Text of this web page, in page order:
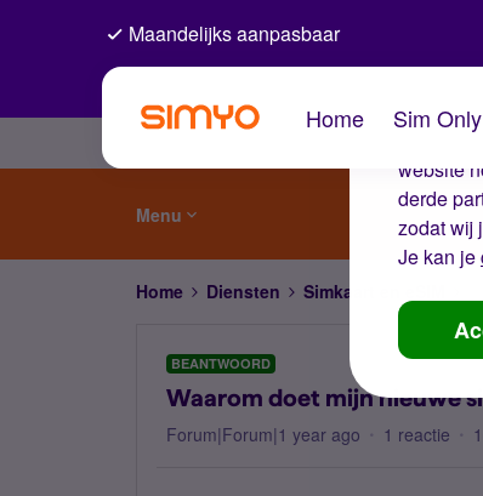
Wij
website
derde
zodat wij
Je kan je
Maandelijks aanpasbaar
Home Sim Only
Menu
Home Diensten Simkaart en eSIM
BEANTWOORD
Waarom doet mijn nieuwe
Forum|Forum|1 year ago 1 reactie